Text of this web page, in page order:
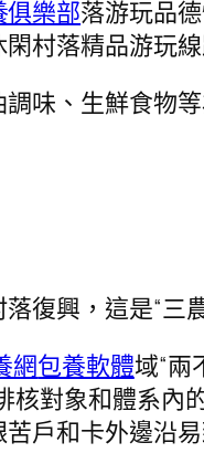
俱樂部落游玩品
村落精品游玩
味、生鮮食物
復興，這是“三
網包養軟體域“兩
核對象和體系
戶和卡外邊沿易